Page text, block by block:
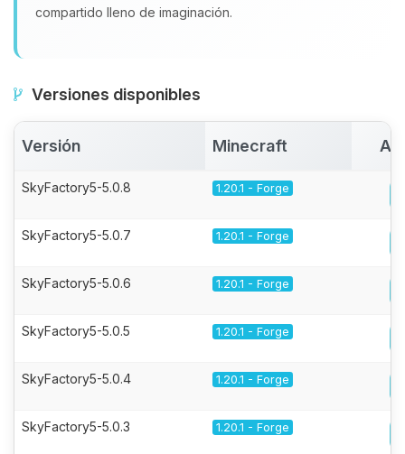
compartido lleno de imaginación.
Versiones disponibles
Versión Minecraft
SkyFactory5-5.0.8 1.20.1 - Forge
SkyFactory5-5.0.7 1.20.1 - Forge
SkyFactory5-5.0.6 1.20.1 - Forge
SkyFactory5-5.0.5 1.20.1 - Forge
SkyFactory5-5.0.4 1.20.1 - Forge
SkyFactory5-5.0.3 1.20.1 - Forge